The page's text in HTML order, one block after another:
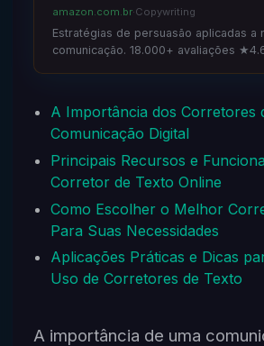
amazon.com.br·Copywriting
Estratégias de persuasão aplicadas a
comunicação. 18.000+ avaliações
A Importância dos Corretores
Comunicação Digital
Principais Recursos e
Corretor de Texto Online
Como Escolher o Melhor
Para Suas Necessidades
Aplicações Práticas e Dicas
Uso de Corretores de Texto
A importância de uma